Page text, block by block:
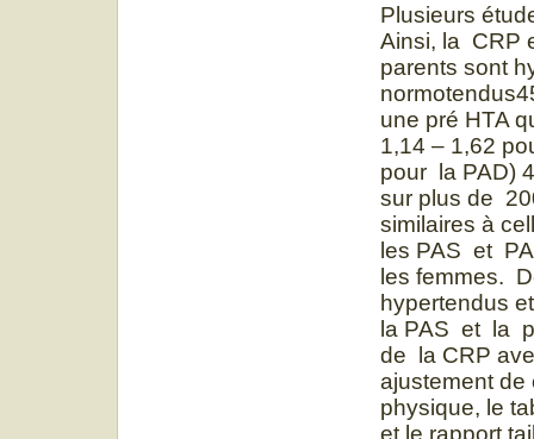
Plusieurs
Ainsi, la CRP
parents sont
une pré HTA
1,14 – 1,62
pour la PAD)
sur plus de
similaires à
les PAS et
les femmes.
hypertendus
la PAS et la
de la CRP
ajustement de
physique, le
et le rapport